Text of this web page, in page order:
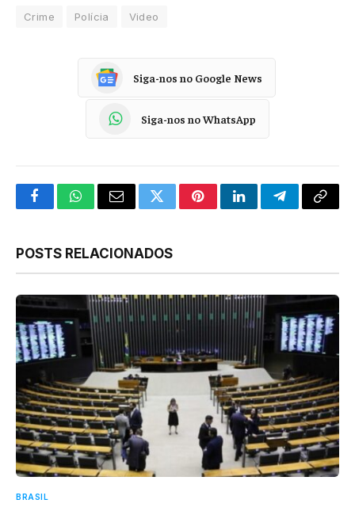
Crime Polícia Video
Siga-nos no Google News
Siga-nos no WhatsApp
FacebookWhatsApp
Email TwitterPinterestLinkedInTelegramCopy
POSTS RELACIONADOS
BRASIL